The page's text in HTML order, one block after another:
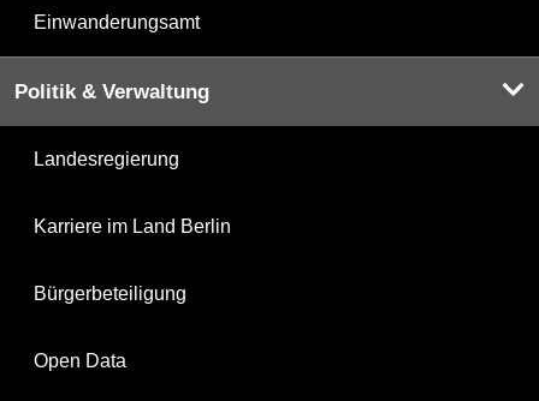
Einwanderungsamt
Politik & Verwaltung
Landesregierung
Karriere im Land Berlin
Bürgerbeteiligung
Open Data